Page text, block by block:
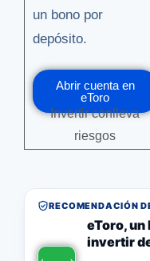
un bono por
depósito.
Abrir cuenta en
eToro
Invertir conlleva
riesgos
RECOMENDACIÓN
eToro,
invertir